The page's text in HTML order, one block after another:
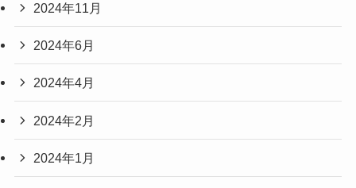
2024年11月
2024年6月
2024年4月
2024年2月
2024年1月